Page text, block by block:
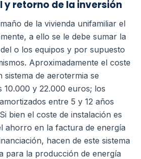
y retorno de la inversión
de la vivienda unifamiliar el
a ello se le debe sumar la
o los equipos y por supuesto
Aproximadamente el coste
sistema de aerotermia se
y 22.000 euros; los
entre 5 y 12 años
Si bien el coste de instalación es
ahorro en la factura de energía
hacen de este sistema
para la producción de energía